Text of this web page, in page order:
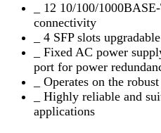
_ 12 10/100/
connectivity
_ 4 SFP slots
_ Fixed AC power
port for power
_ Operates on the
_ Highly reliable and
applications